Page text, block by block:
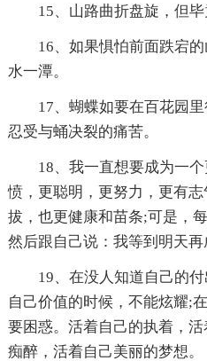
15、山路曲折盘旋，但毕
16、如果惧怕前面跌宕
水一潭。
17、蝴蝶如要在百花园
忍受与蛹决裂的痛苦。
18、我一直想要成为一
愤，更聪明，更努力，更有
拔，也更健康和苗条;可是，
然后跟自己说：我等到明天再
19、在没人知道自己的
自己价值的时候，不能炫耀;
要困惑。活着自己的执着，
痴醉，活着自己美丽的梦想。